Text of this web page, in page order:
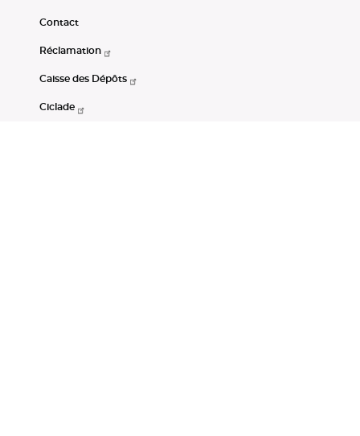
Contact
Réclamation
Caisse des Dépôts
Ciclade